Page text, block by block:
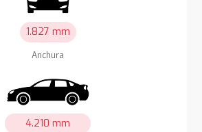
1.827 mm
Anchura
4.210 mm